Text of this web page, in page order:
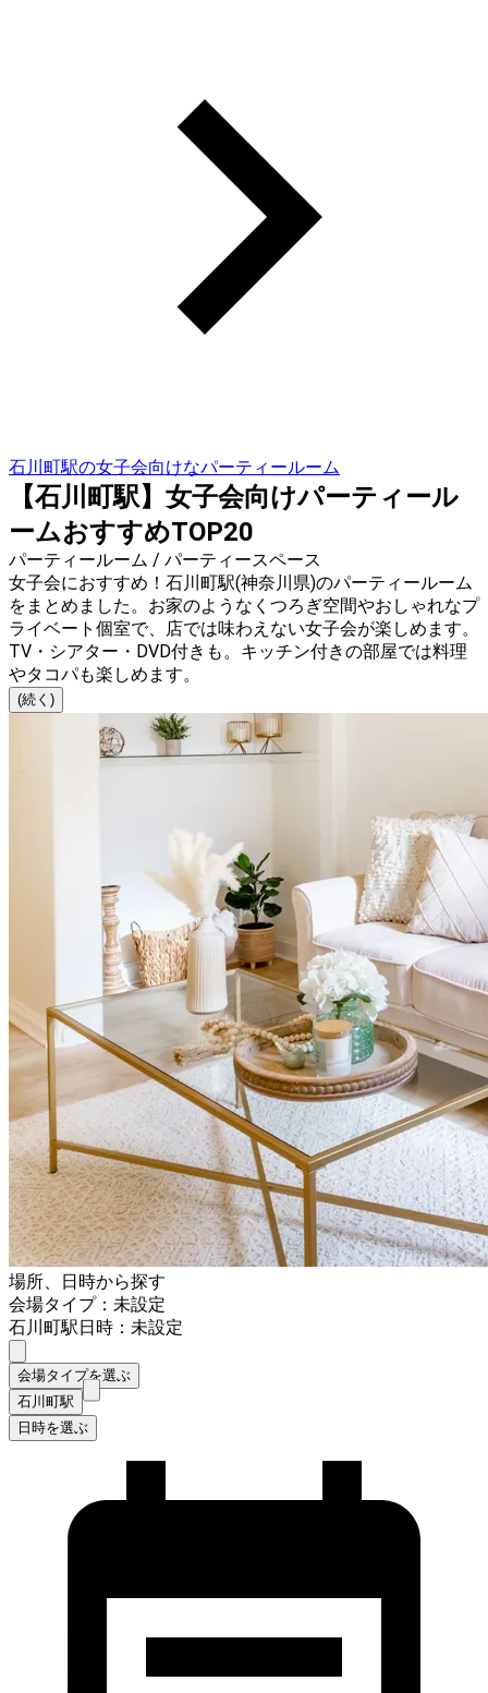
石川町駅の女子会向けなパーティールーム
【石川町駅】女子会向けパーティール
ームおすすめTOP20
パーティールーム / パーティースペース
女子会におすすめ！石川町駅(神奈川県)のパーティールーム
をまとめました。お家のようなくつろぎ空間やおしゃれなプ
ライベート個室で、店では味わえない女子会が楽しめます。
TV・シアター・DVD付きも。キッチン付きの部屋では料理
やタコパも楽しめます。
(続く)
場所、日時から探す
会場タイプ：未設定
石川町駅日時：未設定
会場タイプを選ぶ
石川町駅
日時を選ぶ